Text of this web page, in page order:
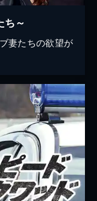
ち～
妻たちの欲望が